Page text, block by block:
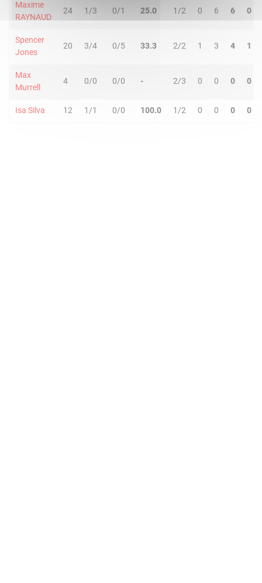
Maxime
RAYNAUD
24 1/3 0/1 25.0 1/2 0 6 6 0
Spencer
Jones
20 3/4 0/5 33.3 2/2 1 3 4 1
Max
Murrell
4 0/0 0/0 - 2/3 0 0 0 0
Isa Silva 12 1/1 0/0 100.0 1/2 0 0 0 0